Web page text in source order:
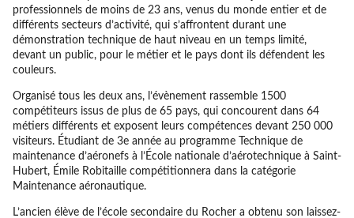
professionnels de moins de 23 ans, venus du monde entier et de
différents secteurs d’activité, qui s’affrontent durant une
démonstration technique de haut niveau en un temps limité,
devant un public, pour le métier et le pays dont ils défendent les
couleurs.
Organisé tous les deux ans, l’évènement rassemble 1500
compétiteurs issus de plus de 65 pays, qui concourent dans 64
métiers différents et exposent leurs compétences devant 250 000
visiteurs. Étudiant de 3e année au programme Technique de
maintenance d’aéronefs à l’École nationale d’aérotechnique à Saint-
Hubert, Émile Robitaille compétitionnera dans la catégorie
Maintenance aéronautique.
L’ancien élève de l’école secondaire du Rocher a obtenu son laissez-